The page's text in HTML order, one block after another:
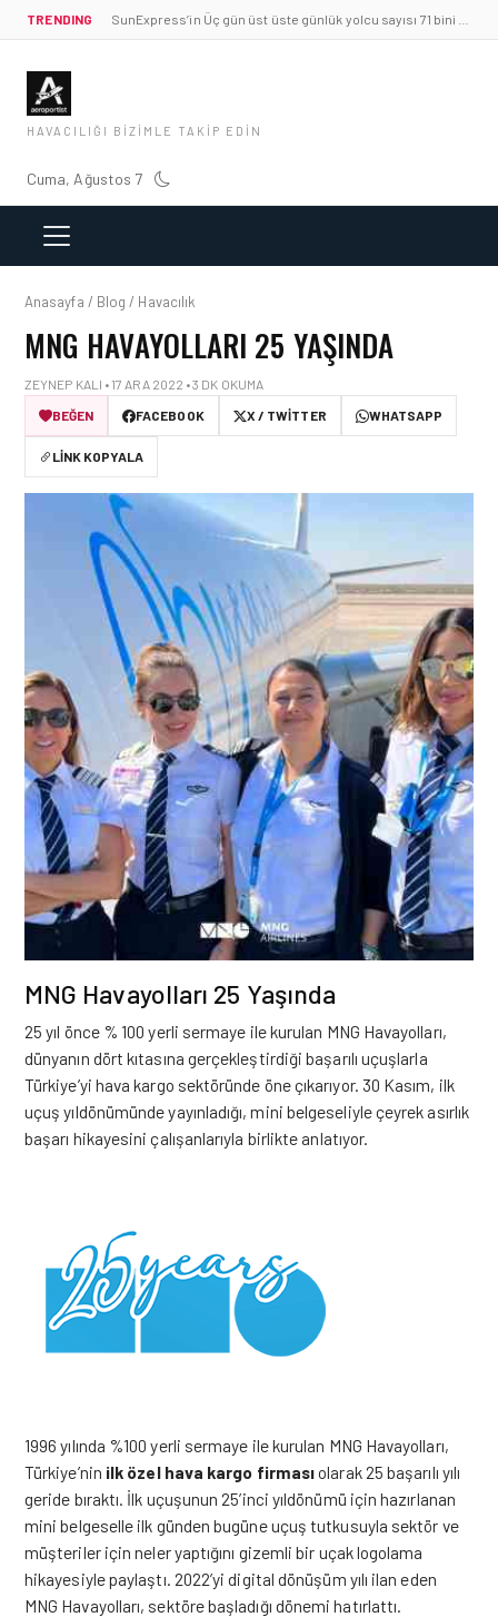
TRENDING
HAVACILIĞI BIZIMLE TAKIP EDIN
Cuma, Ağustos 7
Anasayfa / Blog / Havacılık
MNG HAVAYOLLARI 25 YAŞINDA
ZEYNEP KALI • 17 ARA 2022 • 3 DK OKUMA
BEĞEN
FACEBOOK X / TWITTER WHATSAPP
LINK KOPYALA
MNG Havayolları 25 Yaşında
25 yıl önce % 100 yerli sermaye ile kurulan MNG Havayolları,
dünyanın dört kıtasına gerçekleştirdiği başarılı uçuşlarla
Türkiye’yi hava kargo sektöründe öne çıkarıyor. 30 Kasım, ilk
uçuş yıldönümünde yayınladığı, mini belgeseliyle çeyrek asırlık
başarı hikayesini çalışanlarıyla birlikte anlatıyor.
1996 yılında %100 yerli sermaye ile kurulan MNG Havayolları,
Türkiye’nin ilk özel hava kargo firmasıolarak 25 başarılı yılı
geride bıraktı. İlk uçuşunun 25’inci yıldönümü için hazırlanan
mini belgeselle ilk günden bugüne uçuş tutkusuyla sektör ve
müşteriler için neler yaptığını gizemli bir uçak logolama
hikayesiyle paylaştı. 2022’yi digital dönüşüm yılı ilan eden
MNG Havayolları, sektöre başladığı dönemi hatırlattı.